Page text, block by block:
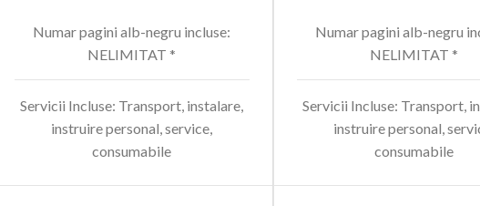
Numar pagini alb-negru incluse:
NELIMITAT *
Servicii Incluse: Transport, instalare,
instruire personal, service,
consumabile
Numar pagini alb-negru
NELIMITAT *
Servicii Incluse: Transport,
instruire personal,
consumabile